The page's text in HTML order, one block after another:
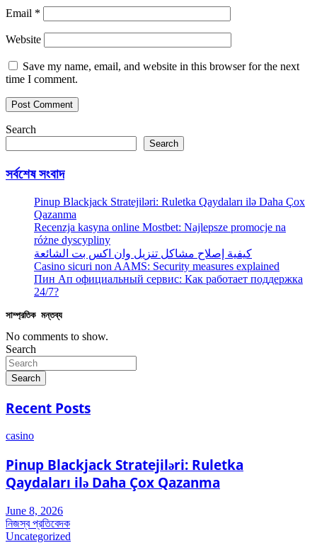
Email *
Website
Save my name, email, and website in this browser for the next
time I comment.
Search
Search
সর্বশেষ সংবাদ
Pinup Blackjack Stratejiləri: Ruletka Qaydaları ilə Daha Çox
Qazanma
Recenzja kasyna online Mostbet: Najlepsze promocje na
różne dyscypliny
كيفية إصلاح مشاكل تنزيل وان اكس بت الشائعة
Casino sicuri non AAMS: Security measures explained
Пин Ап официальный сервис: Как работает поддержка
24/7?
সাম্প্রতিক মন্তব্য
No comments to show.
Search
Search
Recent Posts
casino
Pinup Blackjack Stratejiləri: Ruletka
Qaydaları ilə Daha Çox Qazanma
June 8, 2026
নিজস্ব প্রতিবেদক
Uncategorized